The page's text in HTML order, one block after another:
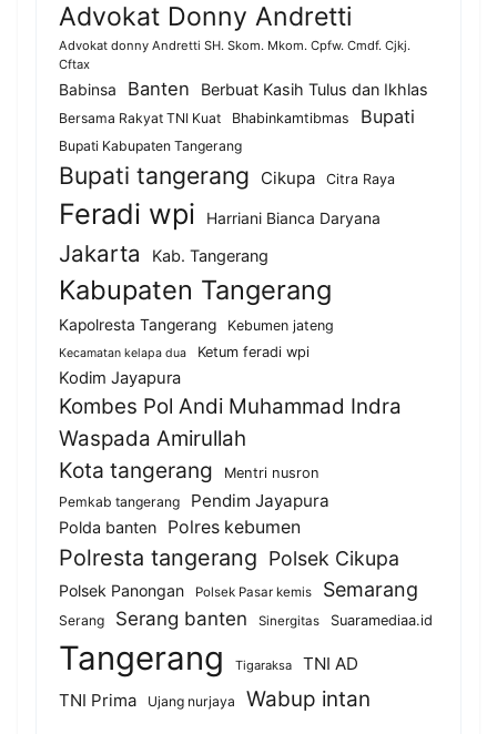
Advokat Donny Andretti
Advokat donny Andretti SH. Skom. Mkom. Cpfw. Cmdf. Cjkj.
Cftax
Babinsa Banten Berbuat Kasih Tulus dan Ikhlas
Bersama Rakyat TNI Kuat Bhabinkamtibmas Bupati
Bupati Kabupaten Tangerang
Bupati tangerang Cikupa Citra Raya
Feradi wpi Harriani Bianca Daryana
Jakarta Kab. Tangerang
Kabupaten Tangerang
Kapolresta Tangerang Kebumen jateng
Kecamatan kelapa dua Ketum feradi wpi
Kodim Jayapura
Kombes Pol Andi Muhammad Indra
Waspada Amirullah
Kota tangerang
Mentri nusron
Pemkab tangerang
Pendim Jayapura
Polda banten Polres kebumen
Polresta tangerang Polsek Cikupa
Polsek Panongan Polsek Pasar kemis Semarang
Serang Serang banten Sinergitas Suaramediaa.id
Tangerang Tigaraksa
TNI AD
TNI Prima
Ujang nurjaya Wabup intan